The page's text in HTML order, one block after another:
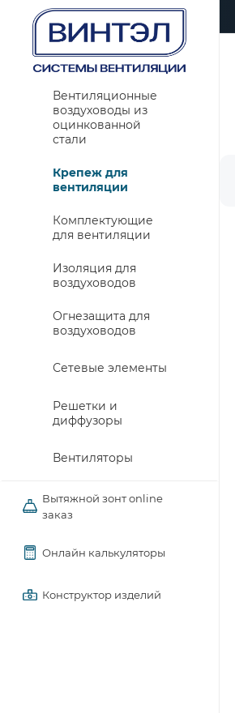
Вентиляционные
воздуховоды из
оцинкованной
стали
Крепеж для
вентиляции
Комплектующие
для вентиляции
Изоляция для
воздуховодов
Огнезащита для
воздуховодов
Сетевые элементы
Решетки и
диффузоры
Вентиляторы
Вытяжной зонт online
заказ
Онлайн калькуляторы
Конструктор изделий